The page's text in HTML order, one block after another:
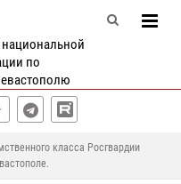
по
класса Росгвардии